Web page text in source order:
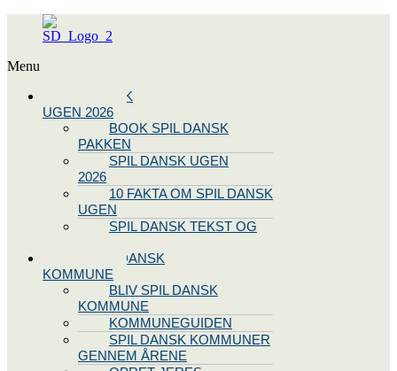
Menu
SPIL DANSK
UGEN 2026
BOOK SPIL DANSK
PAKKEN
SPIL DANSK UGEN
2026
10 FAKTA OM SPIL DANSK
UGEN
SPIL DANSK TEKST OG
BLIV SPIL DANSK
KOMMUNE
BLIV SPIL DANSK
KOMMUNE
KOMMUNEGUIDEN
SPIL DANSK KOMMUNER
GENNEM ÅRENE